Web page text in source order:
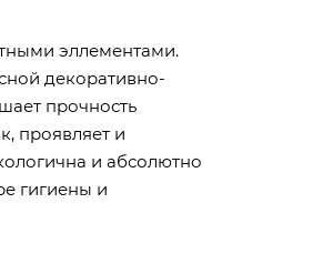
эллементами.
декоративно-
прочность
проявляет и
и абсолютно
гигиены и